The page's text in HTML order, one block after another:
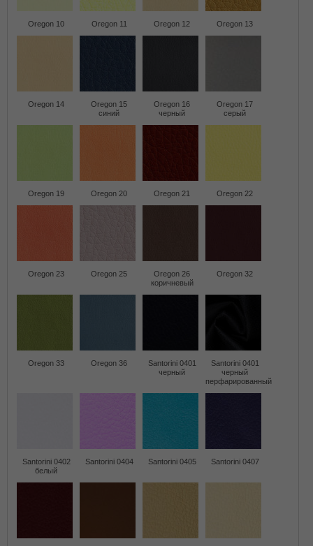
Oregon 10 Oregon 11 Oregon 12 Oregon 13
Oregon 14
Oregon 15
синий
Oregon 16
черный
Oregon 17
серый
Oregon 19 Oregon 20 Oregon 21 Oregon 22
Oregon 23 Oregon 25
Oregon 26
коричневый
Oregon 32
Oregon 33 Oregon 36
Santorini 0401
черный
Santorini 0401
черный
перфарированный
Santorini 0402
белый
Santorini 0404 Santorini 0405 Santorini 0407